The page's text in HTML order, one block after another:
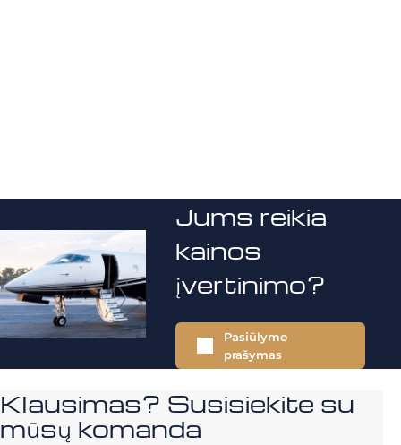
Jums reikia
kainos
įvertinimo?
Pasiūlymo
prašymas
Klausimas? Susisiekite su
mūsų komanda